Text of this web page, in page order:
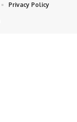
Privacy Policy